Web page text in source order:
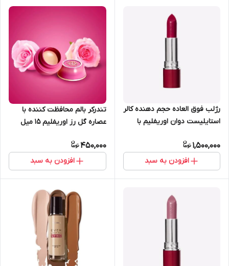
رژلب فوق العاده حجم دهنده کالر
استایلیست دوان اوریفلیم با
1,500,000
افزودن به سبد
تندرکر بالم محافظت کننده با
عصاره گل رز اوریفلیم 15 میل
450,000
افزودن به سبد